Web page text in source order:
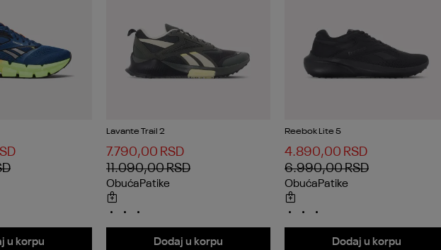
u korpu
Lavante Trail 2
7.790,00 RSD
11.090,00RSD
ObućaPatike
Dodaj u korpu
Reebok Lite 5
4.890,00 RSD
6.990,00RSD
ObućaPatike
Dodaj u korpu